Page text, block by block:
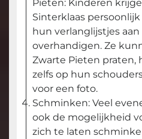
Pieten: Kinderen
Sinterklaas
hun verlanglijstjes
overhandigen. Ze
Zwarte Pieten praten,
zelfs op hun
voor een foto.
Schminken: Veel
ook de mogelijkheid
zich te laten